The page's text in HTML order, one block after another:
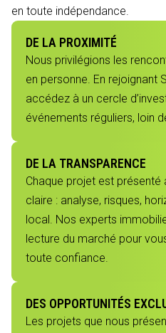
en toute indépendance.
DE LA PROXIMITÉ
Nous privilégions les
en personne. En rejoignant
accédez à un cercle
événements réguliers, loin
DE LA TRANSPARENCE
Chaque projet est
claire : analyse, risques,
local. Nos experts
lecture du marché pour
toute confiance.
DES OPPORTUNITÉS
Les projets que nous